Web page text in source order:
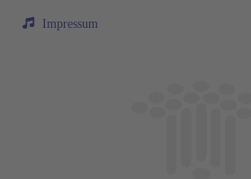
Impressum